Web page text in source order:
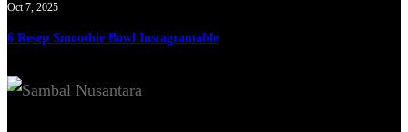
Oct 7, 2025
6 Resep Smoothie Bowl Instagramable